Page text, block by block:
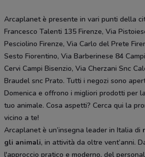
Arcaplanet è presente in vari punti della
Francesco Talenti 135 Firenze, Via
Pesciolino Firenze, Via Carlo del Prete
Sesto Fiorentino, Via Barberinese 84
Cervi Campi Bisenzio, Via Cherzani Snc
Braudel snc Prato. Tutti i negozi sono
Domenica e offrono i migliori prodotti per
tuo animale. Cosa aspetti? Cerca qui la
vicino a te!
Arcaplanet è un’insegna leader in Italia di
gli animali, in attività da oltre vent’anni.
l'approccio pratico e moderno, del